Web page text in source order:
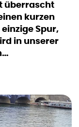
überrascht
kurzen
einzige Spur,
in unserer